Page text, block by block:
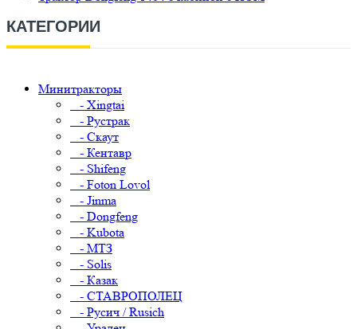
КАТЕГОРИИ
Минитракторы
- Xingtai
- Рустрак
- Скаут
- Кентавр
- Shifeng
- Foton Lovol
- Jinma
- Dongfeng
- Kubota
- МТЗ
- Solis
- Казак
- СТАВРОПОЛЕЦ
- Русич / Rusich